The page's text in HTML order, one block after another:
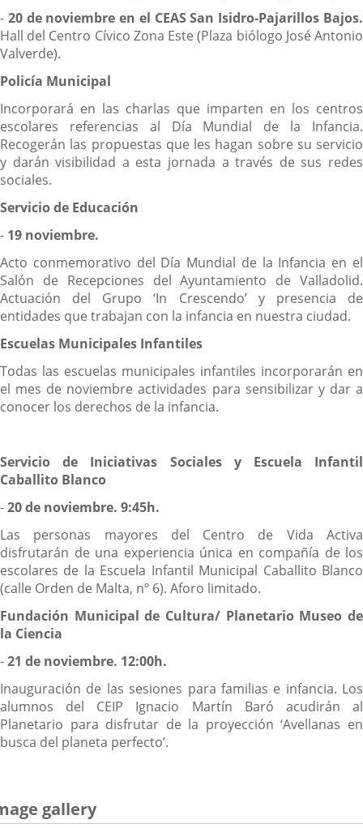
- 20 de noviembre en el CEAS San Isidro-Pajarillos Bajos.
Hall del Centro Cívico Zona Este (Plaza biólogo José Antonio
Valverde).
Policía Municipal
Incorporará en las charlas que imparten en los centros
escolares referencias al Día Mundial de la Infancia.
Recogerán las propuestas que les hagan sobre su servicio
y darán visibilidad a esta jornada a través de sus redes
sociales.
Servicio de Educación
- 19 noviembre.
Acto conmemorativo del Día Mundial de la Infancia en el
Salón de Recepciones del Ayuntamiento de Valladolid.
Actuación del Grupo ‘In Crescendo’ y presencia de
entidades que trabajan con la infancia en nuestra ciudad.
Escuelas Municipales Infantiles
Todas las escuelas municipales infantiles incorporarán en
el mes de noviembre actividades para sensibilizar y dar a
conocer los derechos de la infancia.
Servicio de Iniciativas Sociales y Escuela Infantil
Caballito Blanco
-20 de noviembre. 9:45h.
Las personas mayores del Centro de Vida Activa
disfrutarán de una experiencia única en compañía de los
escolares de la Escuela Infantil Municipal Caballito Blanco
(calle Orden de Malta, nº 6). Aforo limitado.
Fundación Municipal de Cultura/ Planetario Museo de
la Ciencia
-21 de noviembre. 12:00h.
Inauguración de las sesiones para familias e infancia. Los
alumnos del CEIP Ignacio Martín Baró acudirán al
Planetario para disfrutar de la proyección ‘Avellanas en
busca del planeta perfecto’.
gallery